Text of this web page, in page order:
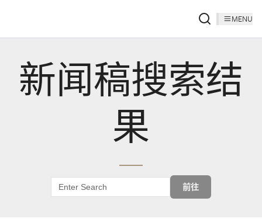
MENU
新闻稿搜索结
果
前往